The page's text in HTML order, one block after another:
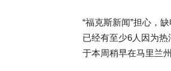
“福克斯新闻”担心，
已经有至少6人因为
于本周稍早在马里兰